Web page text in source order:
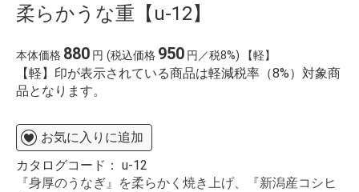
柔らかうな重【u-12】
本体価格 880 円 (税込価格 950 円／税8%) 【軽】
【軽】印が表示されている商品は軽減税率（8%）対象商
品となります。
お気に入りに追加
カタログコード： u-12
『身厚のうなぎ』を柔らかく焼き上げ、『新潟産コシヒ